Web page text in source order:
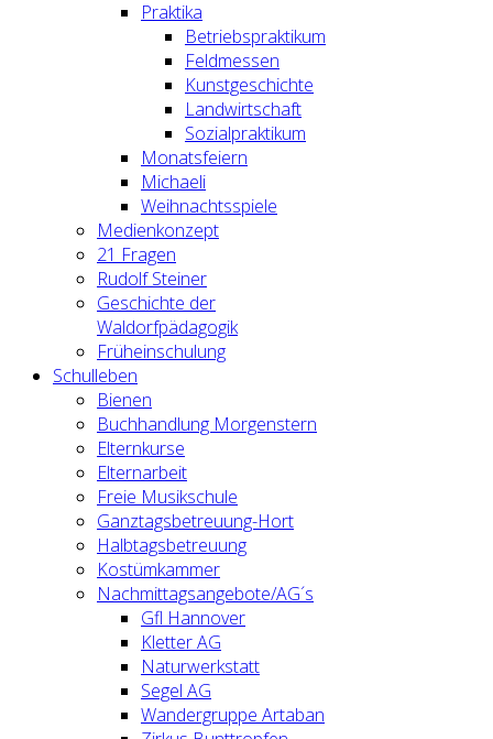
Praktika
Betriebspraktikum
Feldmessen
Kunstgeschichte
Landwirtschaft
Sozialpraktikum
Monatsfeiern
Michaeli
Weihnachtsspiele
Medienkonzept
21 Fragen
Rudolf Steiner
Geschichte der
Waldorfpädagogik
Früheinschulung
Schulleben
Bienen
Buchhandlung Morgenstern
Elternkurse
Elternarbeit
Freie Musikschule
Ganztagsbetreuung-Hort
Halbtagsbetreuung
Kostümkammer
Nachmittagsangebote/AG´s
Gfl Hannover
Kletter AG
Naturwerkstatt
Segel AG
Wandergruppe Artaban